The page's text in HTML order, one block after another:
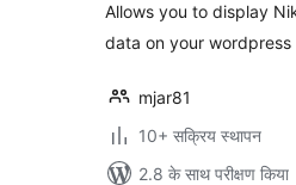
Allows you to display
data on your wordpress
mjar81
10+ सक्रिय स्थापन
2.8 के साथ परीक्षण किया